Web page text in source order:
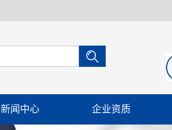
新闻中心 企业资质